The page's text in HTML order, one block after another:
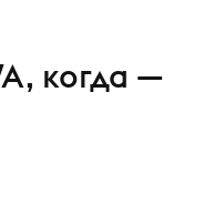
когда —